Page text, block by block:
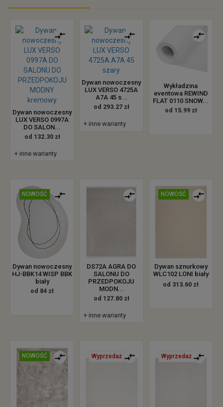
Dywan nowoczesny
LUX VERSO 0997A
DO SALON...
od 132.30 zł
+ inne warianty
Dywan nowoczesny
LUX VERSO 4725A
A7A 45 s...
od 293.27 zł
+ inne warianty
Wykładzina
eventowa REWIND
FLAT 0110 SNOW...
od 15.99 zł
NOWOŚĆ
Dywan nowoczesny
HJ-BBK14 WISP BBK
biały
od 84 zł
DS72A AGRA DO
SALONU DO
PRZEDPOKOJU
MODN...
od 127.80 zł
+ inne warianty
NOWOŚĆ
Dywan sznurkowy
WLC102 LONI biały
od 313.60 zł
NOWOŚĆ Wyprzedaż Wyprzedaż